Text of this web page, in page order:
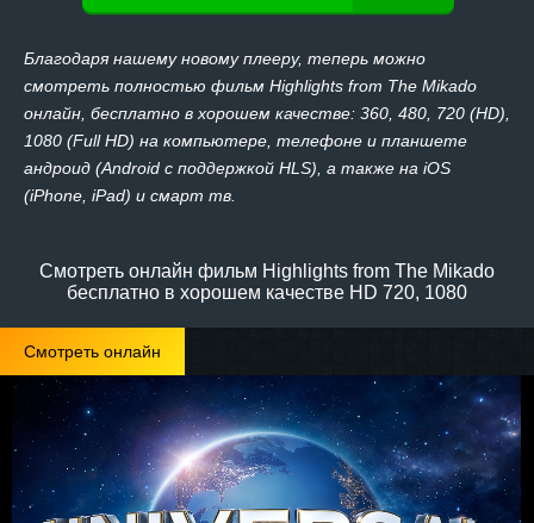
Благодаря нашему новому плееру, теперь можно
смотреть полностью фильм Highlights from The Mikado
онлайн, бесплатно в хорошем качестве: 360, 480, 720 (HD),
1080 (Full HD) на компьютере, телефоне и планшете
андроид (Android с поддержкой HLS), а также на iOS
(iPhone, iPad) и смарт тв.
Смотреть онлайн фильм Highlights from The Mikado
бесплатно в хорошем качестве HD 720, 1080
Смотреть онлайн